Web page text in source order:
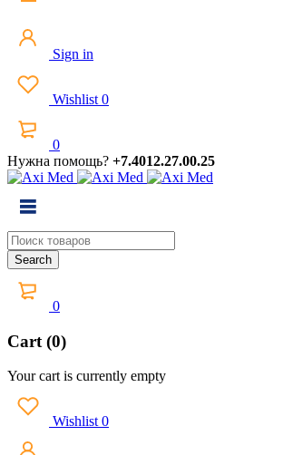
Sign in
Wishlist 0
0
Нужна помощь? +7.4012.27.00.25
0
Cart (0)
Your cart is currently empty
Wishlist 0